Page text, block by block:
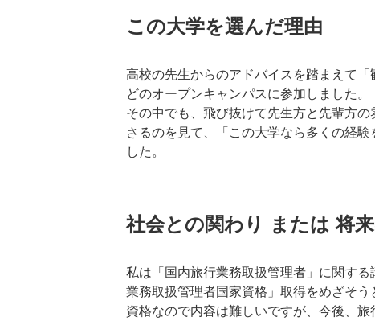
この大学を選んだ理由
高校の先生からのアドバイスを踏まえて
どのオープンキャンパスに参加しました。
その中でも、飛び抜けて先生方と先輩方
さるのを見て、「この大学なら多くの経
した。
社会との関わり または 将
私は「国内旅行業務取扱管理者」に関す
業務取扱管理者国家資格」取得をめざそ
資格なので内容は難しいですが、今後、